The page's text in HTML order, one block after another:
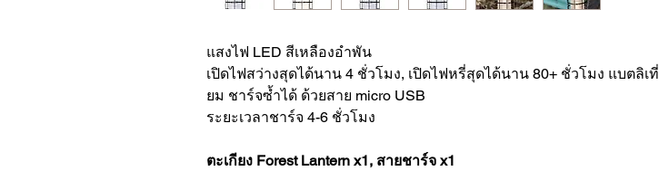
แสงไฟ LED สีเหลืองอำพัน
เปิดไฟสว่างสุดได้นาน 4 ชั่วโมง, เปิดไฟหรี่สุดได้นาน 80+ ชั่วโมง แบตลิเที่
ยม ชาร์จซ้ำได้ ด้วยสาย micro USB
ระยะเวลาชาร์จ 4-6 ชั่วโมง
ตะเกียง Forest Lantern x1, สายชาร์จ x1